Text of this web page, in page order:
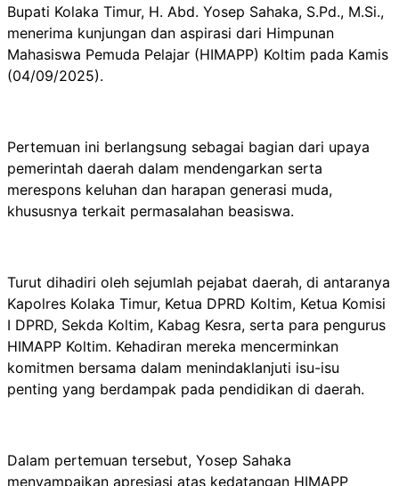
Bupati Kolaka Timur, H. Abd. Yosep Sahaka, S.Pd., M.Si.,
menerima kunjungan dan aspirasi dari Himpunan
Mahasiswa Pemuda Pelajar (HIMAPP) Koltim pada Kamis
(04/09/2025).
Pertemuan ini berlangsung sebagai bagian dari upaya
pemerintah daerah dalam mendengarkan serta
merespons keluhan dan harapan generasi muda,
khususnya terkait permasalahan beasiswa.
Turut dihadiri oleh sejumlah pejabat daerah, di antaranya
Kapolres Kolaka Timur, Ketua DPRD Koltim, Ketua Komisi
I DPRD, Sekda Koltim, Kabag Kesra, serta para pengurus
HIMAPP Koltim. Kehadiran mereka mencerminkan
komitmen bersama dalam menindaklanjuti isu-isu
penting yang berdampak pada pendidikan di daerah.
Dalam pertemuan tersebut, Yosep Sahaka
menyampaikan apresiasi atas kedatangan HIMAPP